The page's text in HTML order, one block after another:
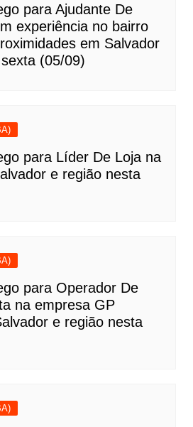
para Ajudante De
experiência no bairro
em Salvador
(05/09)
para Líder De Loja na
e região nesta
para Operador De
na empresa GP
e região nesta